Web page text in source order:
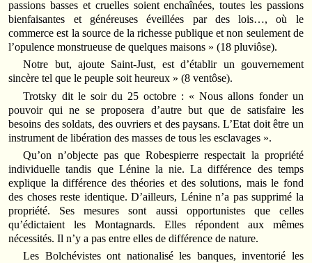
passions basses et cruelles soient enchaînées, toutes les passions
bienfaisantes et généreuses éveillées par des lois…, où le
commerce est la source de la richesse publique et non seulement de
l’opulence monstrueuse de quelques maisons » (18 pluviôse).
Notre but, ajoute Saint-Just, est d’établir un gouvernement
sincère tel que le peuple soit heureux » (8 ventôse).
Trotsky dit le soir du 25 octobre : « Nous allons fonder un
pouvoir qui ne se proposera d’autre but que de satisfaire les
besoins des soldats, des ouvriers et des paysans. L’Etat doit être un
instrument de libération des masses de tous les esclavages ».
Qu’on n’objecte pas que Robespierre respectait la propriété
individuelle tandis que Lénine la nie. La différence des temps
explique la différence des théories et des solutions, mais le fond
des choses reste identique. D’ailleurs, Lénine n’a pas supprimé la
propriété. Ses mesures sont aussi opportunistes que celles
qu’édictaient les Montagnards. Elles répondent aux mêmes
nécessités. Il n’y a pas entre elles de différence de nature.
Les Bolchévistes ont nationalisé les banques, inventorié les